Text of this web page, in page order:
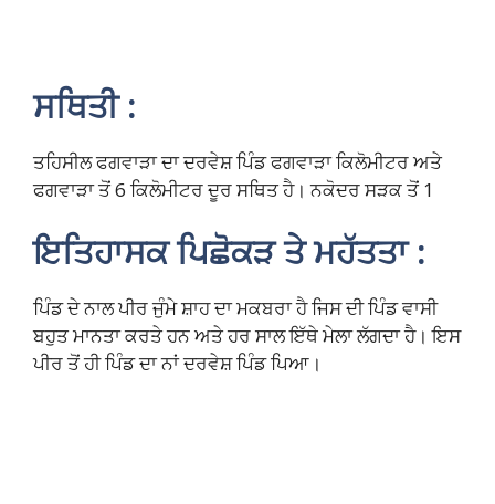
ਸਥਿਤੀ :
ਤਹਿਸੀਲ ਫਗਵਾੜਾ ਦਾ ਦਰਵੇਸ਼ ਪਿੰਡ ਫਗਵਾੜਾ ਕਿਲੋਮੀਟਰ ਅਤੇ
ਫਗਵਾੜਾ ਤੋਂ 6 ਕਿਲੋਮੀਟਰ ਦੂਰ ਸਥਿਤ ਹੈ। ਨਕੋਦਰ ਸੜਕ ਤੋਂ 1
ਇਤਿਹਾਸਕ ਪਿਛੋਕੜ ਤੇ ਮਹੱਤਤਾ :
ਪਿੰਡ ਦੇ ਨਾਲ ਪੀਰ ਜੁੰਮੇ ਸ਼ਾਹ ਦਾ ਮਕਬਰਾ ਹੈ ਜਿਸ ਦੀ ਪਿੰਡ ਵਾਸੀ
ਬਹੁਤ ਮਾਨਤਾ ਕਰਤੇ ਹਨ ਅਤੇ ਹਰ ਸਾਲ ਇੱਥੇ ਮੇਲਾ ਲੱਗਦਾ ਹੈ। ਇਸ
ਪੀਰ ਤੋਂ ਹੀ ਪਿੰਡ ਦਾ ਨਾਂ ਦਰਵੇਸ਼ ਪਿੰਡ ਪਿਆ।